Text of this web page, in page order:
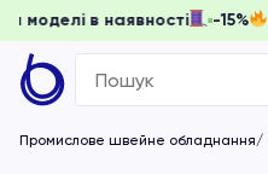
моделі в наявності -15%
Search
for:
Промислове швейне обладнання